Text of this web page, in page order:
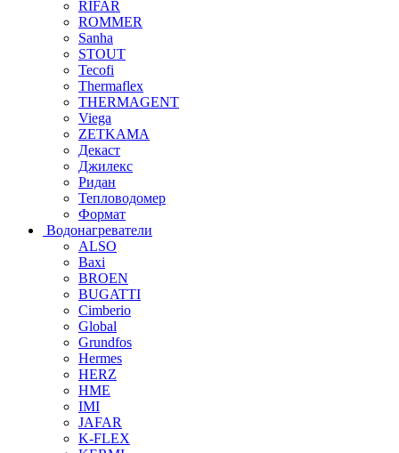
RIFAR
ROMMER
Sanha
STOUT
Tecofi
Thermaflex
THERMAGENT
Viega
ZETKAMA
Декаст
Джилекс
Ридан
Тепловодомер
Формат
Водонагреватели
ALSO
Baxi
BROEN
BUGATTI
Cimberio
Global
Grundfos
Hermes
HERZ
HME
IMI
JAFAR
K-FLEX